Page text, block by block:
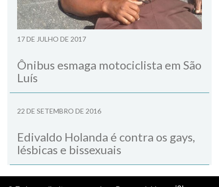
17 DE JULHO DE 2017
Ônibus esmaga motociclista em São
Luís
22 DE SETEMBRO DE 2016
Edivaldo Holanda é contra os gays,
lésbicas e bissexuais